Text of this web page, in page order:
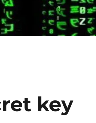
key